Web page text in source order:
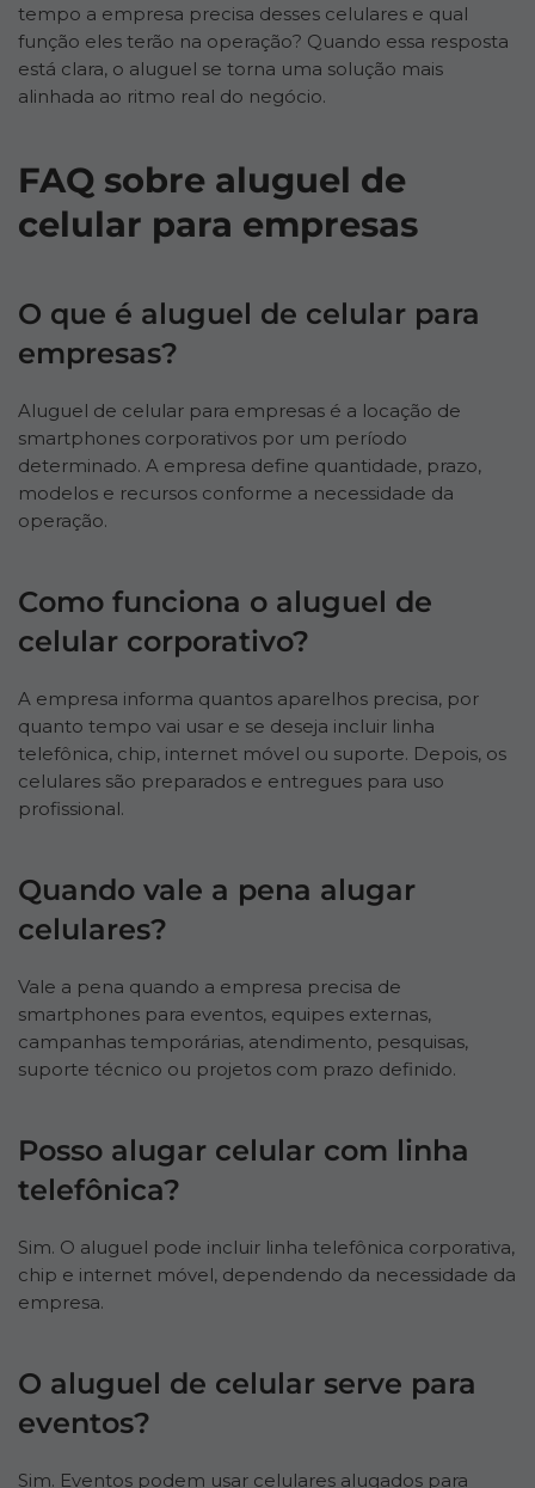
tempo a empresa precisa desses celulares e qual
função eles terão na operação? Quando essa resposta
está clara, o aluguel se torna uma solução mais
alinhada ao ritmo real do negócio.
FAQ sobre aluguel de
celular para empresas
O que é aluguel de celular para
empresas?
Aluguel de celular para empresas é a locação de
smartphones corporativos por um período
determinado. A empresa define quantidade, prazo,
modelos e recursos conforme a necessidade da
operação.
Como funciona o aluguel de
celular corporativo?
A empresa informa quantos aparelhos precisa, por
quanto tempo vai usar e se deseja incluir linha
telefônica, chip, internet móvel ou suporte. Depois, os
celulares são preparados e entregues para uso
profissional.
Quando vale a pena alugar
celulares?
Vale a pena quando a empresa precisa de
smartphones para eventos, equipes externas,
campanhas temporárias, atendimento, pesquisas,
suporte técnico ou projetos com prazo definido.
Posso alugar celular com linha
telefônica?
Sim. O aluguel pode incluir linha telefônica corporativa,
chip e internet móvel, dependendo da necessidade da
empresa.
O aluguel de celular serve para
eventos?
Sim. Eventos podem usar celulares alugados para